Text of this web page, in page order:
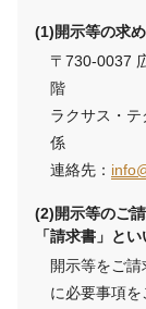
開示等の求
〒730-0037
階
ラクサス・
係
連絡先：
開示等のご
「請求書」と
開示等をご請
に必要事項